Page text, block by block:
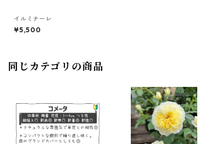
イルミナーレ
¥5,500
同じカテゴリの商品